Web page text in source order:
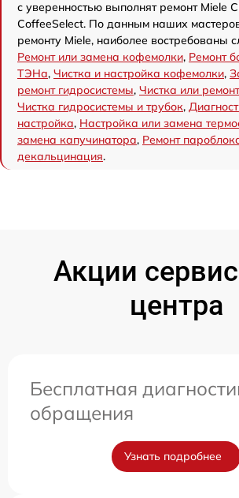
с уверенностью выполнят ремонт Miele
CoffeeSelect. По данным наших
ремонту Miele, наиболее востребованы
Ремонт или замена кофемолки, Ремонт
ТЭНа, Чистка и настройка кофемолки,
ремонт гидросистемы, Чистка или
Чистка гидросистемы и трубок,
настройка, Настройка или замена
замена капучинатора, Ремонт
декальцинация.
Акции
центра
Бесплатная
обращения
Узнать подробнее